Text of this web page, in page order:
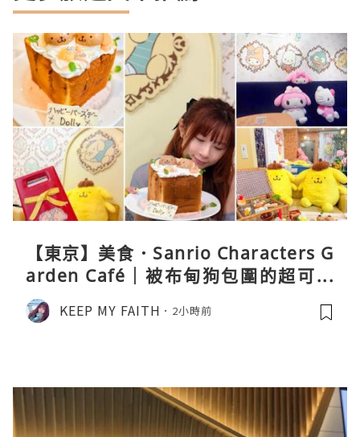
【東京】美食．Sanrio Characters G
arden Café｜被布甸狗包圍的超可愛
下午茶體驗
KEEP MY FAITH 2小時前